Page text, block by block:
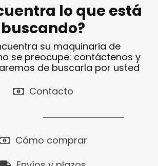
lo que está
buscando?
su maquinaria de
se preocupe: contáctenos y
de buscarla por usted
Contacto
Cómo comprar